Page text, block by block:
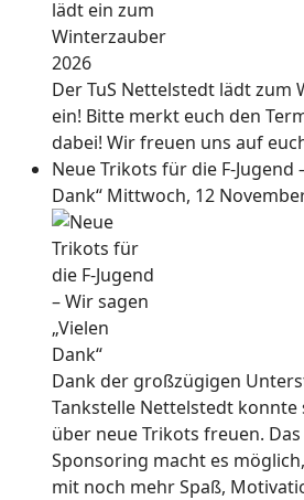
Der TuS Nettelstedt lädt zum
ein! Bitte merkt euch den
dabei! Wir freuen uns auf
Neue Trikots für die F-Jugend
Dank“ Mittwoch, 12
Dank der großzügigen
Tankstelle Nettelstedt konnte
über neue Trikots freuen.
Sponsoring macht es
mit noch mehr Spaß,